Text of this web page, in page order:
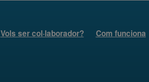
Vols ser col·laborador? Com funciona